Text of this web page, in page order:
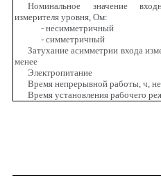
Номинальное значение
измерителя уровня, Ом:
- несимметричный
- симметричный
Затухание асимметрии входа
менее
Электропитание
Время непрерывной работы, ч,
Время установления рабочего